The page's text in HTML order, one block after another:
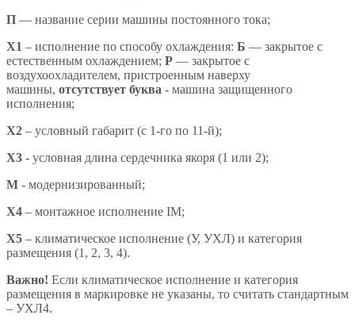
П — название серии машины постоянного тока;
X1 – исполнение по способу охлаждения: Б — закрытое с
естественным охлаждением; Р — закрытое с
воздухоохладителем, пристроенным наверху
машины, отсутствует буква - машина защищенного
исполнения;
X2 – условный габарит (с 1-го по 11-й);
X3 - условная длина сердечника якоря (1 или 2);
М - модернизированный;
Х4 – монтажное исполнение IM;
X5 – климатическое исполнение (У, УХЛ) и категория
размещения (1, 2, 3, 4).
Важно! Если климатическое исполнение и категория
размещения в маркировке не указаны, то считать стандартным
– УХЛ4.